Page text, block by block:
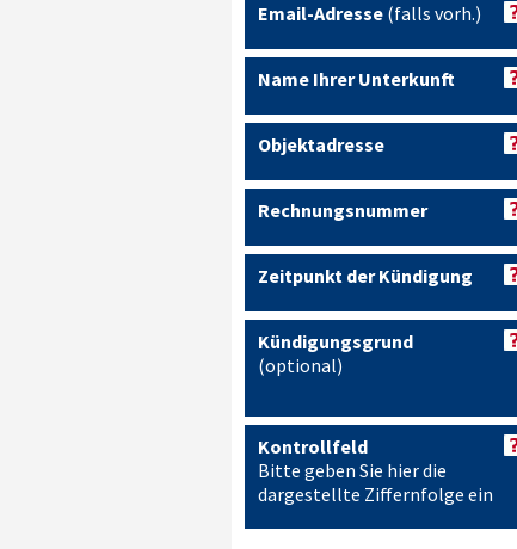
Email-Adresse(falls vorh.)
Name Ihrer Unterkunft
Objektadresse
Rechnungsnummer
Zeitpunkt der Kündigung
Kündigungsgrund
(optional)
Kontrollfeld
Bitte geben Sie hier die
dargestellte Ziffernfolge ein